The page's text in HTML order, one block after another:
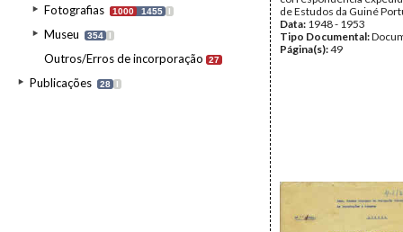
Fotografias 1000 1455 I
Museu 354 I
Outros/Erros de incorporação 27
Publicações 28 I
de Estudos da Guiné
Data: 1948 - 1953
Tipo Documental:
Página(s):49